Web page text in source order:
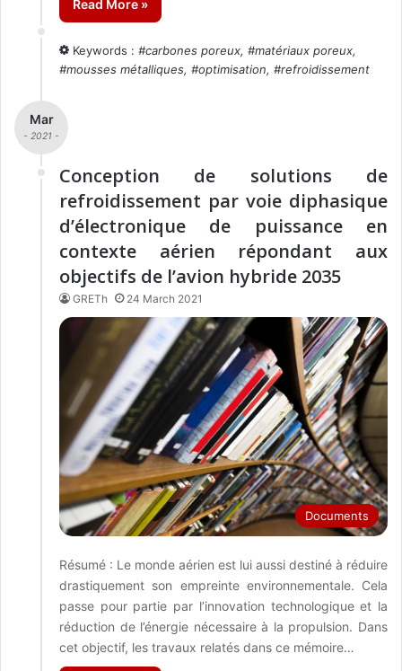
Read More »
Keywords : #carbones poreux, #matériaux poreux,
#mousses métalliques, #optimisation, #refroidissement
Mar
- 2021 -
Conception de solutions de
refroidissement par voie diphasique
d’électronique de puissance en
contexte aérien répondant aux
objectifs de l’avion hybride 2035
GRETh 24 March 2021
Documents
Résumé : Le monde aérien est lui aussi destiné à réduire
drastiquement son empreinte environnementale. Cela
passe pour partie par l’innovation technologique et la
réduction de l’énergie nécessaire à la propulsion. Dans
cet objectif, les travaux relatés dans ce mémoire…